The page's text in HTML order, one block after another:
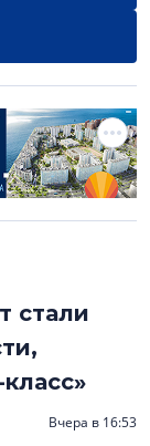
стали
Вчера в 16:53